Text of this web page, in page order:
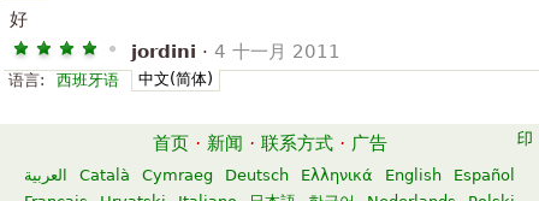
好
jordini · 4 十一月 2011
语言: 西班牙语 中文(简体)
首页 · 新闻 · 联系方式 · 广告
العربية Català Cymraeg Deutsch Ελληνικά English
Español